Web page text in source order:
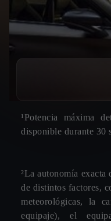
¹Potencia máxima
disponible durante 30
²La autonomía
de distintos factores,
meteorológicas, la
equipaje), el